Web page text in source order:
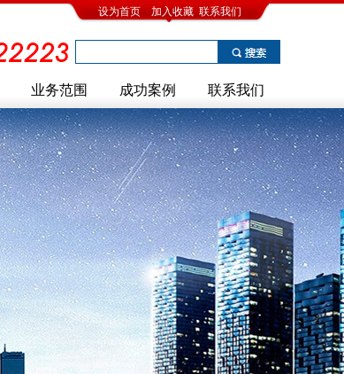
设为首页 加入收藏 联系我们
业务范围 成功案例 联系我们